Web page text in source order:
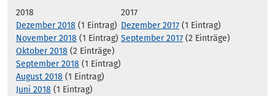
2018
Dezember 2018 (1 Eintrag)
November 2018 (1 Eintrag)
Oktober 2018 (2 Einträge)
September 2018 (1 Eintrag)
August 2018 (1 Eintrag)
Juni 2018 (1 Eintrag)
2017
Dezember 2017 (1 Eintrag)
September 2017 (2 Einträge)